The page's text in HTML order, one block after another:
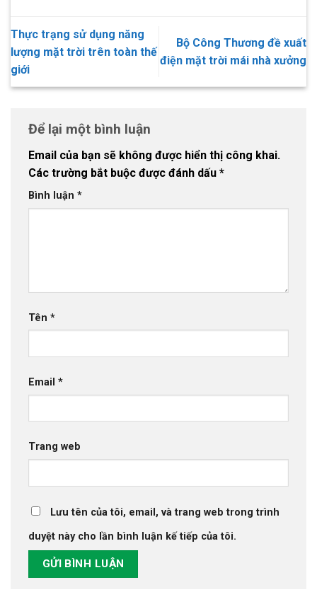
Thực trạng sử dụng năng
lượng mặt trời trên toàn thế
giới
Bộ Công Thương đề xuất
điện mặt trời mái nhà xưởng
Để lại một bình luận
Email của bạn sẽ không được hiển thị công khai.
Các trường bắt buộc được đánh dấu *
Bình luận *
Tên *
Email *
Trang web
Lưu tên của tôi, email, và trang web trong trình
duyệt này cho lần bình luận kế tiếp của tôi.